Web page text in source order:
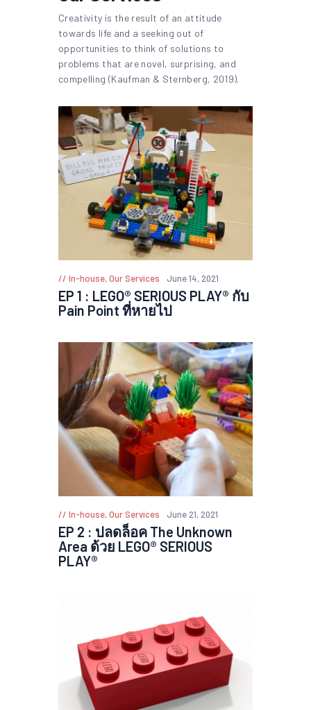
Creativity is the result of an attitude
towards life and a seeking out of
opportunities to think of solutions to
problems that are novel, surprising, and
compelling (Kaufman & Sternberg, 2019).
In-house,Our Services June 14, 2021
EP 1 : LEGO® SERIOUS PLAY® กับ
Pain Point ที่หายไป
In-house,Our Services June 21, 2021
EP 2 : ปลดล็อค The Unknown
Area ด้วย LEGO® SERIOUS
PLAY®